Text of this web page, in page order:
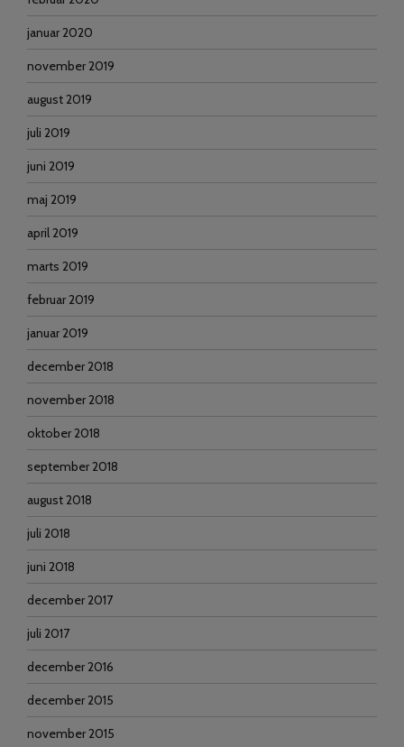
januar 2020
november 2019
august 2019
juli 2019
juni 2019
maj 2019
april 2019
marts 2019
februar 2019
januar 2019
december 2018
november 2018
oktober 2018
september 2018
august 2018
juli 2018
juni 2018
december 2017
juli 2017
december 2016
december 2015
november 2015